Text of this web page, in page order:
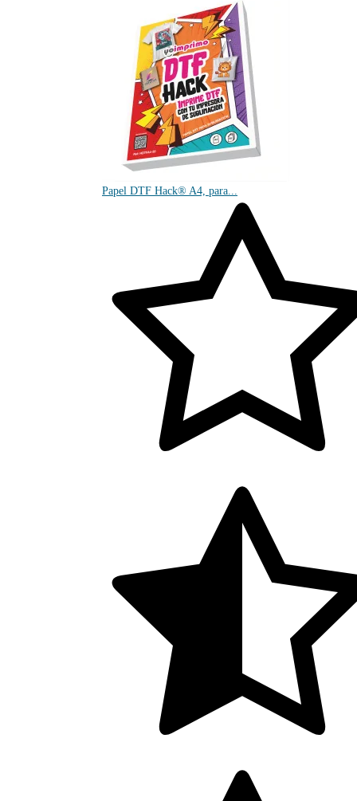
Papel DTF Hack® A4, para...